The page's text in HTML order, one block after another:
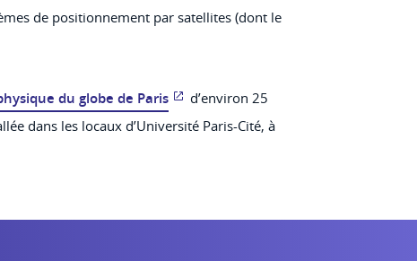
de positionnement par satellites (dont le
du globe de Paris
d’environ 25
dans les locaux d’Université Paris-Cité, à